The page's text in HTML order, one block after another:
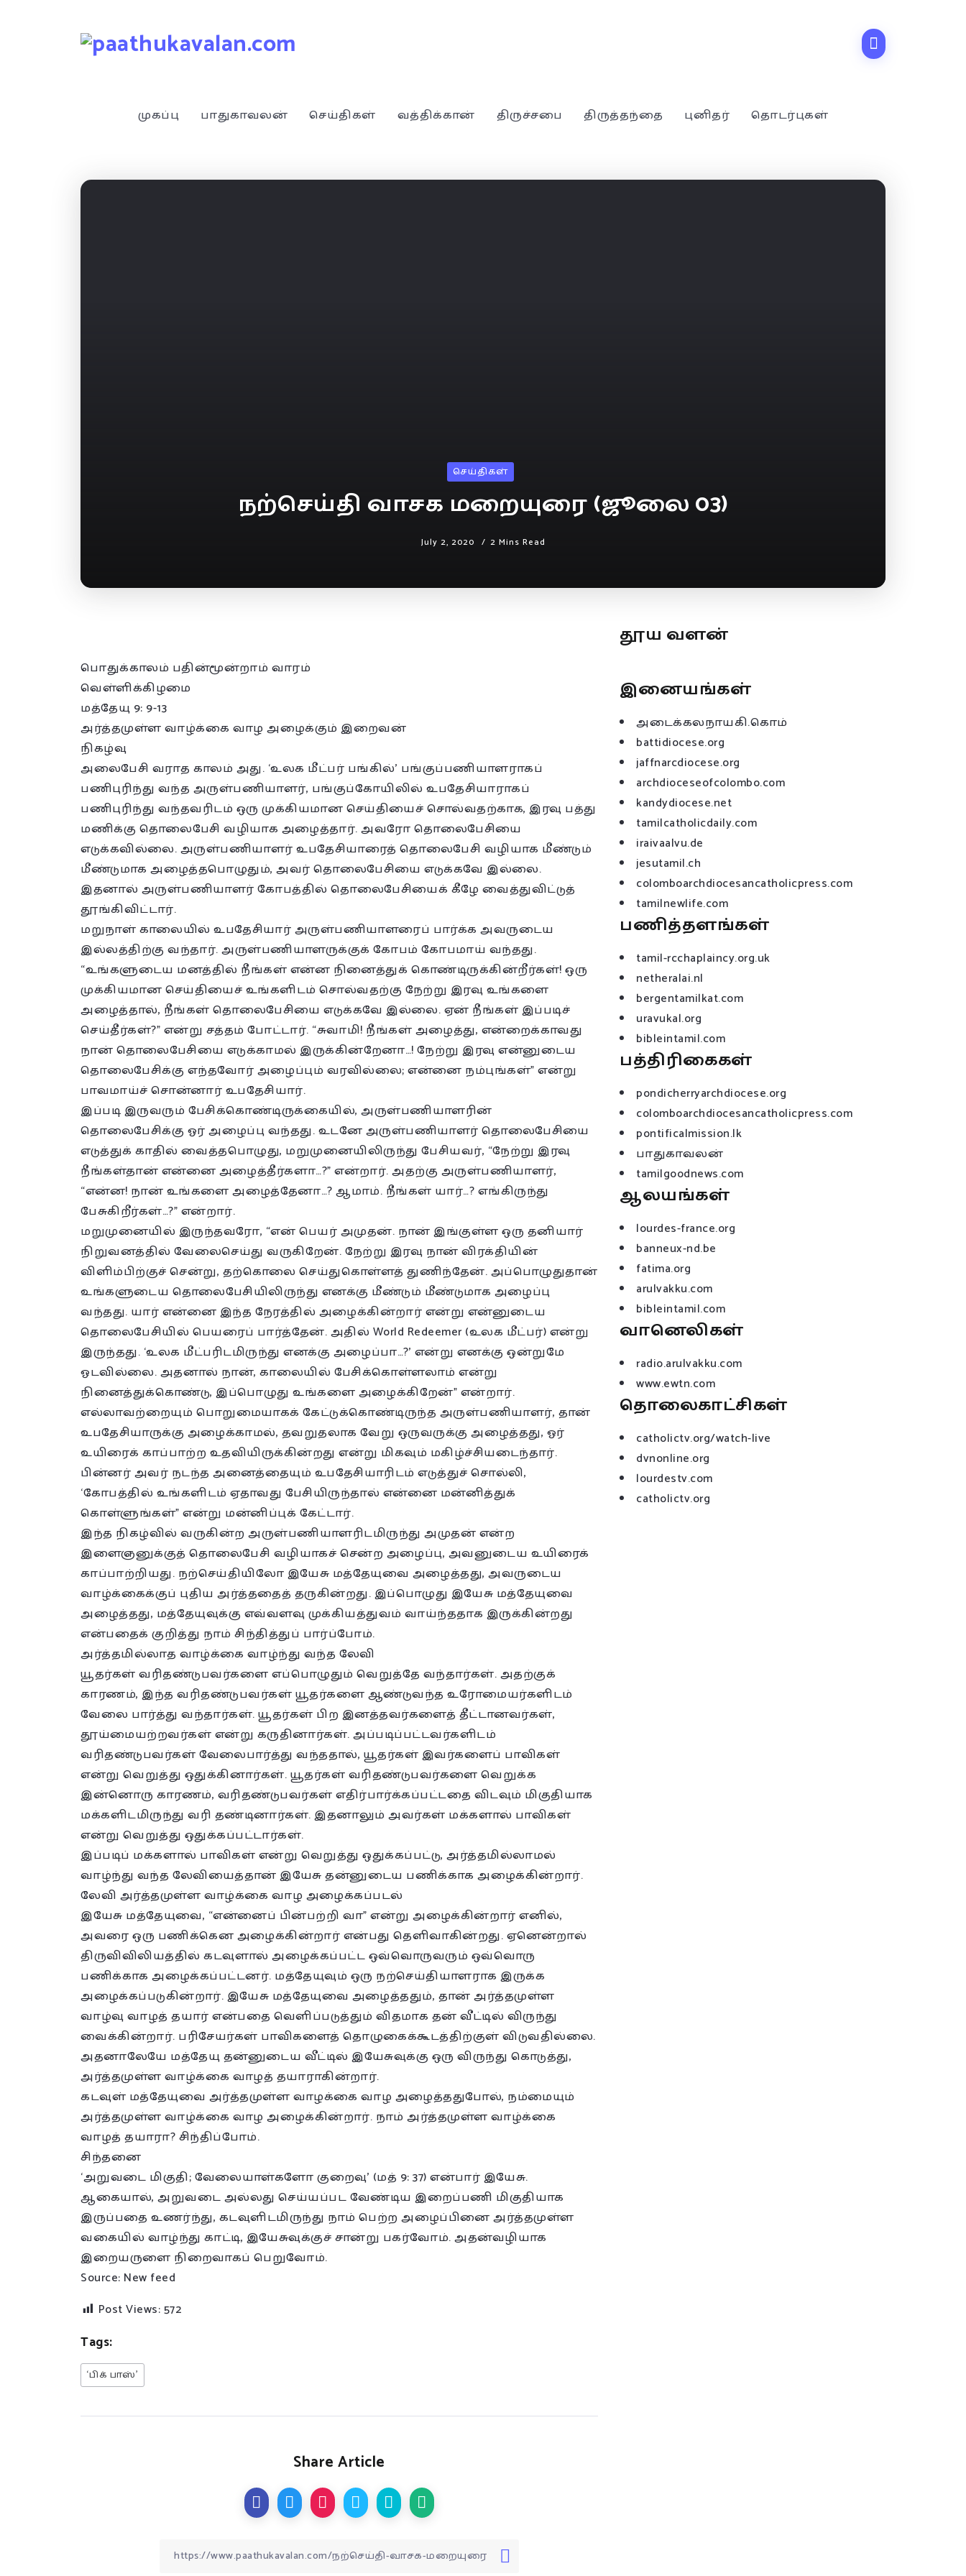
முகப்பு பாதுகாவலன் செய்திகள் வத்திக்கான் திருச்சபை திருத்தந்தை புனிதர் தொடர்புகள்
செய்திகள்
நற்செய்தி வாசக மறையுரை (ஜூலை 03)
July 2, 2020 2 Mins Read
பொதுக்காலம் பதின்மூன்றாம் வாரம்
வெள்ளிக்கிழமை
மத்தேயு 9: 9-13
அர்த்தமுள்ள வாழ்க்கை வாழ அழைக்கும் இறைவன்
நிகழ்வு
அலைபேசி வராத காலம் அது. ‘உலக மீட்பர் பங்கில்’ பங்குப்பணியாளராகப்
பணிபுரிந்து வந்த அருள்பணியாளர், பங்குப்கோயிலில் உபதேசியாராகப்
பணிபுரிந்து வந்தவரிடம் ஒரு முக்கியமான செய்தியைச் சொல்வதற்காக, இரவு பத்து
மணிக்கு தொலைபேசி வழியாக அழைத்தார். அவரோ தொலைபேசியை
எடுக்கவில்லை. அருள்பணியாளர் உபதேசியாரைத் தொலைபேசி வழியாக மீண்டும்
மீண்டுமாக அழைத்தபொழுதும், அவர் தொலைபேசியை எடுக்கவே இல்லை.
இதனால் அருள்பணியாளர் கோபத்தில் தொலைபேசியைக் கீழே வைத்துவிட்டுத்
தூங்கிவிட்டார்.
மறுநாள் காலையில் உபதேசியார் அருள்பணியாளரைப் பார்க்க அவருடைய
இல்லத்திற்கு வந்தார். அருள்பணியாளருக்குக் கோபம் கோபமாய் வந்தது.
“உங்களுடைய மனத்தில் நீங்கள் என்ன நினைத்துக் கொண்டிருக்கின்றீர்கள்! ஒரு
முக்கியமான செய்தியைச் உங்களிடம் சொல்வதற்கு நேற்று இரவு உங்களை
அழைத்தால், நீங்கள் தொலைபேசியை எடுக்கவே இல்லை. ஏன் நீங்கள் இப்படிச்
செய்தீர்கள்?” என்று சத்தம் போட்டார். “சுவாமி! நீங்கள் அழைத்து, என்றைக்காவது
நான் தொலைபேசியை எடுக்காமல் இருக்கின்றேனா…! நேற்று இரவு என்னுடைய
தொலைபேசிக்கு எந்தவோர் அழைப்பும் வரவில்லை; என்னை நம்புங்கள்” என்று
பாவமாய்ச் சொன்னார் உபதேசியார்.
இப்படி இருவரும் பேசிக்கொண்டிருக்கையில், அருள்பணியாளரின்
தொலைபேசிக்கு ஓர் அழைப்பு வந்தது. உடனே அருள்பணியாளர் தொலைபேசியை
எடுத்துக் காதில் வைத்தபொழுது, மறுமுனையிலிருந்து பேசியவர், “நேற்று இரவு
நீங்கள்தான் என்னை அழைத்தீர்களா…?” என்றார். அதற்கு அருள்பணியாளர்,
“என்ன! நான் உங்களை அழைத்தேனா…? ஆமாம். நீங்கள் யார்…? எங்கிருந்து
பேசுகிறீர்கள்…?” என்றார்.
மறுமுனையில் இருந்தவரோ, “என் பெயர் அமுதன். நான் இங்குள்ள ஒரு தனியார்
நிறுவனத்தில் வேலைசெய்து வருகிறேன். நேற்று இரவு நான் விரக்தியின்
விளிம்பிற்குச் சென்று, தற்கொலை செய்துகொள்ளத் துணிந்தேன். அப்பொழுதுதான்
உங்களுடைய தொலைபேசியிலிருந்து எனக்கு மீண்டும் மீண்டுமாக அழைப்பு
வந்தது. யார் என்னை இந்த நேரத்தில் அழைக்கின்றார் என்று என்னுடைய
தொலைபேசியில் பெயரைப் பார்த்தேன். அதில் World Redeemer (உலக மீட்பர்) என்று
இருந்தது. ‘உலக மீட்பரிடமிருந்து எனக்கு அழைப்பா…?’ என்று எனக்கு ஒன்றுமே
ஓடவில்லை. அதனால் நான், காலையில் பேசிக்கொள்ளலாம் என்று
நினைத்துக்கொண்டு, இப்பொழுது உங்களை அழைக்கிறேன்” என்றார்.
எல்லாவற்றையும் பொறுமையாகக் கேட்டுக்கொண்டிருந்த அருள்பணியாளர், தான்
உபதேசியாருக்கு அழைக்காமல், தவறுதலாக வேறு ஒருவருக்கு அழைத்தது, ஓர்
உயிரைக் காப்பாற்ற உதவியிருக்கின்றது என்று மிகவும் மகிழ்ச்சியடைந்தார்.
பின்னர் அவர் நடந்த அனைத்தையும் உபதேசியாரிடம் எடுத்துச் சொல்லி,
‘கோபத்தில் உங்களிடம் ஏதாவது பேசியிருந்தால் என்னை மன்னித்துக்
கொள்ளுங்கள்” என்று மன்னிப்புக் கேட்டார்.
இந்த நிகழ்வில் வருகின்ற அருள்பணியாளரிடமிருந்து அமுதன் என்ற
இளைஞனுக்குத் தொலைபேசி வழியாகச் சென்ற அழைப்பு, அவனுடைய உயிரைக்
காப்பாற்றியது. நற்செய்தியிலோ இயேசு மத்தேயுவை அழைத்தது, அவருடைய
வாழ்க்கைக்குப் புதிய அர்த்ததைத் தருகின்றது. இப்பொழுது இயேசு மத்தேயுவை
அழைத்தது, மத்தேயுவுக்கு எவ்வளவு முக்கியத்துவம் வாய்ந்ததாக இருக்கின்றது
என்பதைக் குறித்து நாம் சிந்தித்துப் பார்ப்போம்.
அர்த்தமில்லாத வாழ்க்கை வாழ்ந்து வந்த லேவி
யூதர்கள் வரிதண்டுபவர்களை எப்பொழுதும் வெறுத்தே வந்தார்கள். அதற்குக்
காரணம், இந்த வரிதண்டுபவர்கள் யூதர்களை ஆண்டுவந்த உரோமையர்களிடம்
வேலை பார்த்து வந்தார்கள். யூதர்கள் பிற இனத்தவர்களைத் தீட்டானவர்கள்,
தூய்மையற்றவர்கள் என்று கருதினார்கள். அப்படிப்பட்டவர்களிடம்
வரிதண்டுபவர்கள் வேலைபார்த்து வந்ததால், யூதர்கள் இவர்களைப் பாவிகள்
என்று வெறுத்து ஒதுக்கினார்கள். யூதர்கள் வரிதண்டுபவர்களை வெறுக்க
இன்னொரு காரணம், வரிதண்டுபவர்கள் எதிர்பார்க்கப்பட்டதை விடவும் மிகுதியாக
மக்களிடமிருந்து வரி தண்டினார்கள். இதனாலும் அவர்கள் மக்களால் பாவிகள்
என்று வெறுத்து ஒதுக்கப்பட்டார்கள்.
இப்படிப் மக்களால் பாவிகள் என்று வெறுத்து ஒதுக்கப்பட்டு, அர்த்தமில்லாமல்
வாழ்ந்து வந்த லேவியைத்தான் இயேசு தன்னுடைய பணிக்காக அழைக்கின்றார்.
லேவி அர்த்தமுள்ள வாழ்க்கை வாழ அழைக்கப்படல்
இயேசு மத்தேயுவை, “என்னைப் பின்பற்றி வா” என்று அழைக்கின்றார் எனில்,
அவரை ஒரு பணிக்கென அழைக்கின்றார் என்பது தெளிவாகின்றது. ஏனென்றால்
திருவிவிலியத்தில் கடவுளால் அழைக்கப்பட்ட ஒவ்வொருவரும் ஒவ்வொரு
பணிக்காக அழைக்கப்பட்டனர். மத்தேயுவும் ஒரு நற்செய்தியாளராக இருக்க
அழைக்கப்படுகின்றார். இயேசு மத்தேயுவை அழைத்ததும், தான் அர்த்தமுள்ள
வாழ்வு வாழத் தயார் என்பதை வெளிப்படுத்தும் விதமாக தன் வீட்டில் விருந்து
வைக்கின்றார். பரிசேயர்கள் பாவிகளைத் தொழுகைக்கூடத்திற்குள் விடுவதில்லை.
அதனாலேயே மத்தேயு தன்னுடைய வீட்டில் இயேசுவுக்கு ஒரு விருந்து கொடுத்து,
அர்த்தமுள்ள வாழ்க்கை வாழத் தயாராகின்றார்.
கடவுள் மத்தேயுவை அர்த்தமுள்ள வாழக்கை வாழ அழைத்ததுபோல், நம்மையும்
அர்த்தமுள்ள வாழ்க்கை வாழ அழைக்கின்றார். நாம் அர்த்தமுள்ள வாழ்க்கை
வாழத் தயாரா? சிந்திப்போம்.
சிந்தனை
‘அறுவடை மிகுதி; வேலையாள்களோ குறைவு’ (மத் 9: 37) என்பார் இயேசு.
ஆகையால், அறுவடை அல்லது செய்யப்பட வேண்டிய இறைப்பணி மிகுதியாக
இருப்பதை உணர்ந்து, கடவுளிடமிருந்து நாம் பெற்ற அழைப்பினை அர்த்தமுள்ள
வகையில் வாழ்ந்து காட்டி, இயேசுவுக்குச் சான்று பகர்வோம். அதன்வழியாக
இறையருளை நிறைவாகப் பெறுவோம்.
Source: New feed
Post Views:572
Tags:
‘பிக் பாஸ்’
Share Article
தூய வளன்
இனையங்கள்
அடைக்கலநாயகி.கொம்
battidiocese.org
jaffnarcdiocese.org
archdioceseofcolombo.com
kandydiocese.net
tamilcatholicdaily.com
iraivaalvu.de
jesutamil.ch
colomboarchdiocesancatholicpress.com
tamilnewlife.com
பணித்தளங்கள்
tamil-rcchaplaincy.org.uk
netheralai.nl
bergentamilkat.com
uravukal.org
bibleintamil.com
பத்திரிகைகள்
pondicherryarchdiocese.org
colomboarchdiocesancatholicpress.com
pontificalmission.lk
பாதுகாவலன்
tamilgoodnews.com
ஆலயங்கள்
lourdes-france.org
banneux-nd.be
fatima.org
arulvakku.com
bibleintamil.com
வானெலிகள்
radio.arulvakku.com
www.ewtn.com
தொலைகாட்சிகள்
catholictv.org/watch-live
dvnonline.org
lourdestv.com
catholictv.org